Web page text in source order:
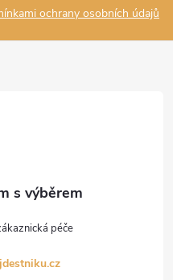
ochrany osobních údajů